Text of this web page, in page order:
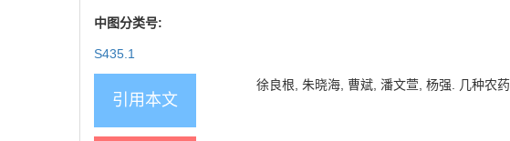
中图分类号:
S435.1
引用本文
徐良根, 朱晓海, 曹斌, 潘文萱, 杨强. 几种农